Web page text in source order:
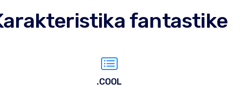
fantastike
.COOL